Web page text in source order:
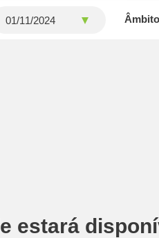
Âmbito
estará